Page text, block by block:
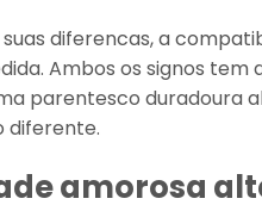
diferencas, a
Ambos os signos
parentesco duradoura
diferente.
amorosa